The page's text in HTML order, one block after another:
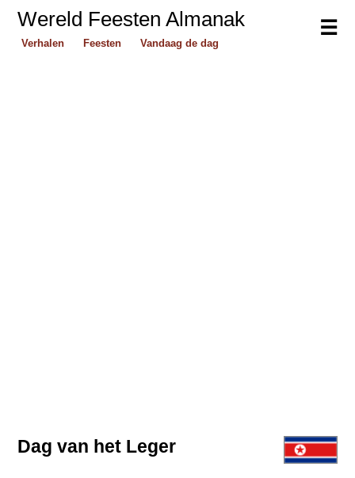
☰
Wereld Feesten Almanak
Verhalen Feesten Vandaag de dag
Dag van het Leger